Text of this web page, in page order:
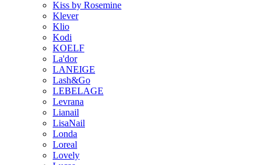
Kiss by Rosemine
Klever
Klio
Kodi
KOELF
La'dor
LANEIGE
Lash&Go
LEBELAGE
Levrana
Lianail
LisaNail
Londa
Loreal
Lovely